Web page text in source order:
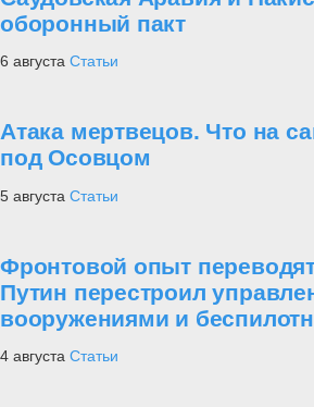
оборонный пакт
6 августа Статьи
Атака мертвецов. Что на
под Осовцом
5 августа Статьи
Фронтовой опыт
Путин перестроил
вооружениями и
4 августа Статьи